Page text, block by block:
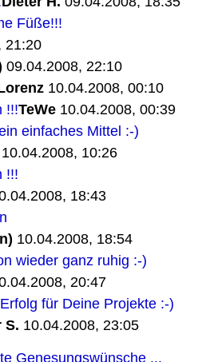
Füße!!!
21:20
09.04.2008, 22:10
10.04.2008, 00:10
!!!TeWe 10.04.2008, 00:39
einfaches Mittel :-)
10.04.2008, 10:26
!!!
18:43
10.04.2008, 18:54
wieder ganz ruhig :-)
20:47
für Deine Projekte :-)
S. 10.04.2008, 23:05
Genesungswünsche ...